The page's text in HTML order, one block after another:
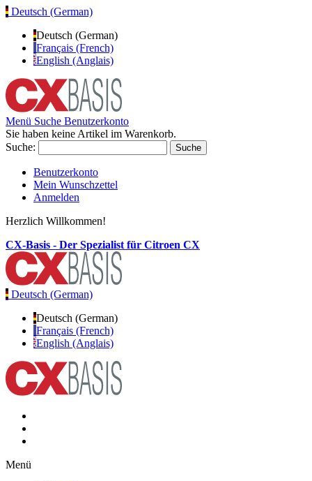
Deutsch (German)
Deutsch (German)
Français (French)
English (Anglais)
Menü Suche Benutzerkonto
Sie haben keine Artikel im Warenkorb.
Suche:
Suche
Benutzerkonto
Mein Wunschzettel
Anmelden
Herzlich Willkommen!
CX-Basis - Der Spezialist für Citroen CX
Deutsch (German)
Deutsch (German)
Français (French)
English (Anglais)
Menü